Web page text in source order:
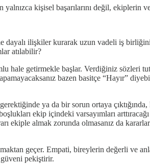
kişisel başarılarını değil, ekiplerin
ilişkiler kurarak uzun vadeli iş
atılabilir?
getirmekle başlar. Verdiğiniz sözleri
bazen basitçe “Hayır”
ya da bir sorun ortaya
ekip içindeki varsayımları
ekiple almak zorunda olmasanız da
geçer. Empati, bireylerin değerli ve
güveni pekiştirir.